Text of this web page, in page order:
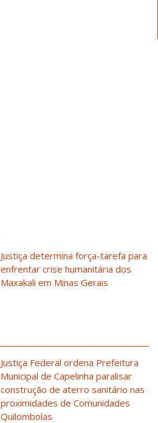
Justiça determina força-tarefa para
enfrentar crise humanitária dos
Maxakali em Minas Gerais
Justiça Federal ordena Prefeitura
Municipal de Capelinha paralisar
construção de aterro sanitário nas
proximidades de Comunidades
Quilombolas